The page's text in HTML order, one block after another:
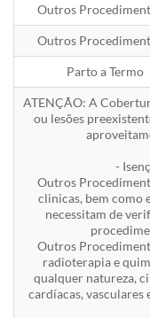
Outros
Outros
Parto a Termo
ATENÇÃO: A
ou lesões
-
Outros
clinicas, bem como
necessitam de
Outros
radioterapia e
qualquer natureza,
cardíacas,